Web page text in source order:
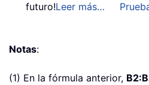
futuro!Leer más…
Notas:
(1) En la fórmula anterior,